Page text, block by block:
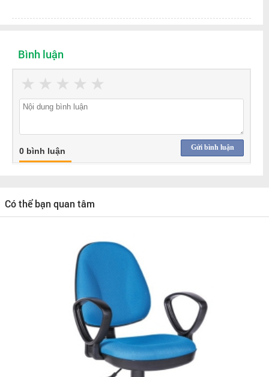
Bình luận
★
★
★
★
★
Gửi bình luận
0 bình luận
Có thể bạn quan tâm